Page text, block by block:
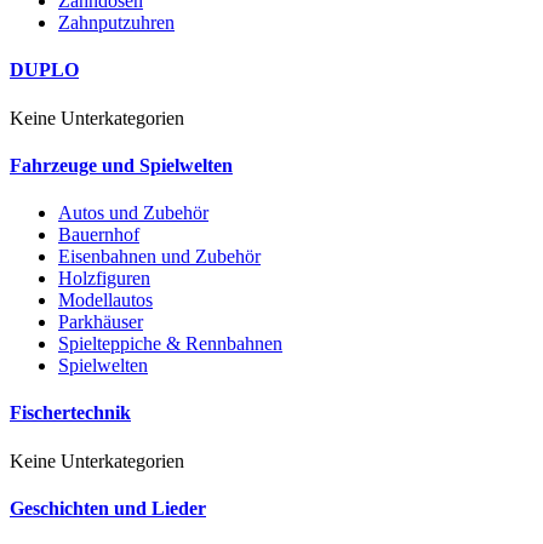
Zahnputzuhren
DUPLO
Keine Unterkategorien
Fahrzeuge und Spielwelten
Autos und Zubehör
Bauernhof
Eisenbahnen und Zubehör
Holzfiguren
Modellautos
Parkhäuser
Spielteppiche & Rennbahnen
Spielwelten
Fischertechnik
Keine Unterkategorien
Geschichten und Lieder